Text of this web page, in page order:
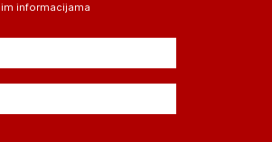
informacijama